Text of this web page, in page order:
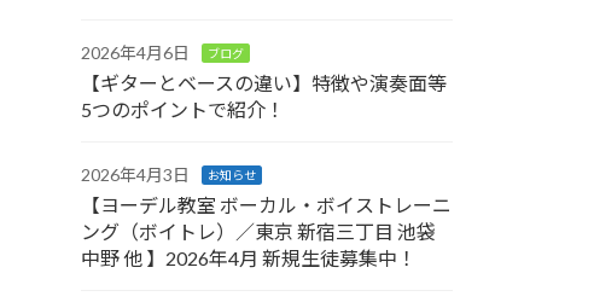
2026年4月6日 ブログ
【ギターとベースの違い】特徴や演奏面等
5つのポイントで紹介！
2026年4月3日 お知らせ
【ヨーデル教室 ボーカル・ボイストレーニ
ング（ボイトレ）／東京 新宿三丁目 池袋
中野 他 】2026年4月 新規生徒募集中！